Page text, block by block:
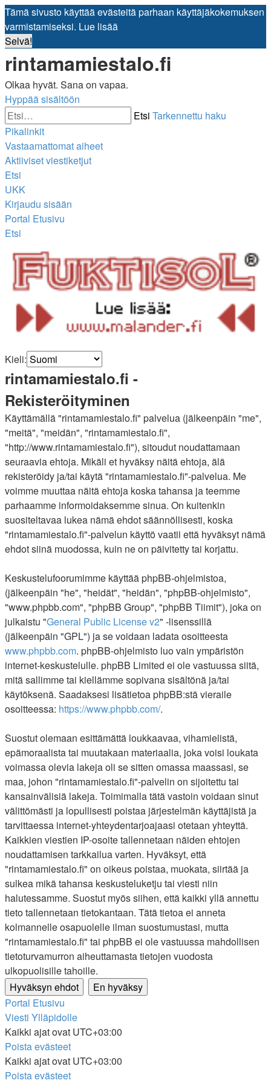
Tämä sivusto käyttää evästeitä parhaan käyttäjäkokemuksen
varmistamiseksi. Lue lisää
Selvä!
rintamamiestalo.fi
Olkaa hyvät. Sana on vapaa.
Hyppää sisältöön
Etsi Tarkennettu haku
Pikalinkit
Vastaamattomat aiheet
Aktiiviset viestiketjut
Etsi
UKK
Kirjaudu sisään
Portal Etusivu
Etsi
Kieli:
rintamamiestalo.fi -
Rekisteröityminen
Käyttämällä "rintamamiestalo.fi" palvelua (jälkeenpäin "me",
"meitä", "meidän", "rintamamiestalo.fi",
"http://www.rintamamiestalo.fi"), sitoudut noudattamaan
seuraavia ehtoja. Mikäli et hyväksy näitä ehtoja, älä
rekisteröidy ja/tai käytä "rintamamiestalo.fi"-palvelua. Me
voimme muuttaa näitä ehtoja koska tahansa ja teemme
parhaamme informoidaksemme sinua. On kuitenkin
suositeltavaa lukea nämä ehdot säännöllisesti, koska
"rintamamiestalo.fi"-palvelun käyttö vaatii että hyväksyt nämä
ehdot siinä muodossa, kuin ne on päivitetty tai korjattu.
Keskustelufoorumimme käyttää phpBB-ohjelmistoa,
(jälkeenpäin "he", "heidät", "heidän", "phpBB-ohjelmisto",
"www.phpbb.com", "phpBB Group", "phpBB Tiimit"), joka on
julkaistu "General Public License v2" -lisenssillä
(jälkeenpäin "GPL") ja se voidaan ladata osoitteesta
www.phpbb.com. phpBB-ohjelmisto luo vain ympäristön
internet-keskustelulle. phpBB Limited ei ole vastuussa siitä,
mitä sallimme tai kiellämme sopivana sisältönä ja/tai
käytöksenä. Saadaksesi lisätietoa phpBB:stä vieraile
osoitteessa: https://www.phpbb.com/.
Suostut olemaan esittämättä loukkaavaa, vihamielistä,
epämoraalista tai muutakaan materiaalia, joka voisi loukata
voimassa olevia lakeja oli se sitten omassa maassasi, se
maa, johon "rintamamiestalo.fi"-palvelin on sijoitettu tai
kansainvälisiä lakeja. Toimimalla tätä vastoin voidaan sinut
välittömästi ja lopullisesti poistaa järjestelmän käyttäjistä ja
tarvittaessa internet-yhteydentarjoajaasi otetaan yhteyttä.
Kaikkien viestien IP-osoite tallennetaan näiden ehtojen
noudattamisen tarkkailua varten. Hyväksyt, että
"rintamamiestalo.fi" on oikeus poistaa, muokata, siirtää ja
sulkea mikä tahansa keskusteluketju tai viesti niin
halutessamme. Suostut myös siihen, että kaikki yllä annettu
tieto tallennetaan tietokantaan. Tätä tietoa ei anneta
kolmannelle osapuolelle ilman suostumustasi, mutta
"rintamamiestalo.fi" tai phpBB ei ole vastuussa mahdollisen
tietoturvamurron aiheuttamasta tietojen vuodosta
ulkopuolisille tahoille.
Portal Etusivu
Viesti Ylläpidolle
Kaikki ajat ovat UTC+03:00
Poista evästeet
Kaikki ajat ovat UTC+03:00
Poista evästeet